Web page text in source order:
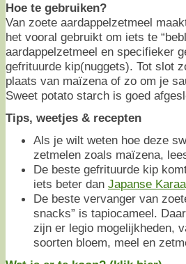
Hoe te gebruiken?
Van zoete aardappelzetmeel
het vooral gebruikt om iets te
aardappelzetmeel en specifieker
gefrituurde kip(nuggets). Tot slot
plaats van maïzena of zo om je
Sweet potato starch is goed
Tips, weetjes & recepten
Als je wilt weten hoe deze
zetmelen zoals maïzena,
De beste gefrituurde kip
iets beter dan Japanse
De beste vervanger van
snacks” is tapiocameel.
zijn er legio mogelijkheden,
soorten bloem, meel en